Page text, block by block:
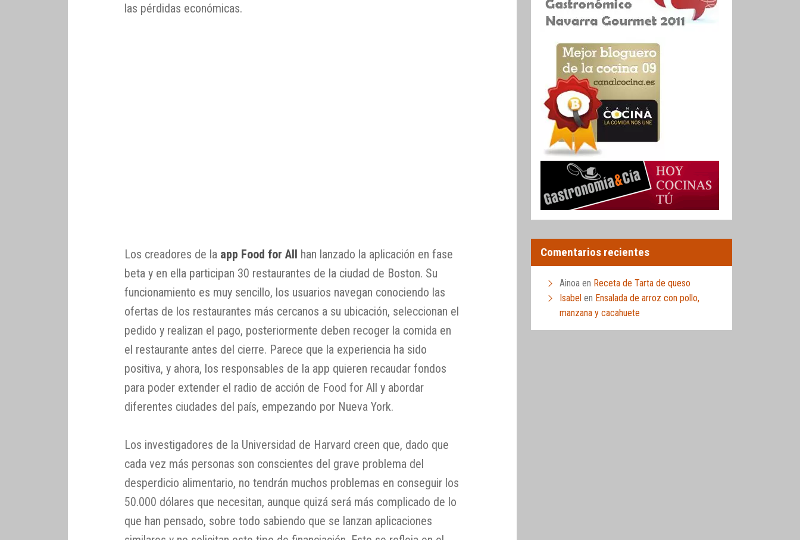
las pérdidas económicas.
Los creadores de la app Food for All han lanzado la aplicación en fase
beta y en ella participan 30 restaurantes de la ciudad de Boston. Su
funcionamiento es muy sencillo, los usuarios navegan conociendo las
ofertas de los restaurantes más cercanos a su ubicación, seleccionan el
pedido y realizan el pago, posteriormente deben recoger la comida en
el restaurante antes del cierre. Parece que la experiencia ha sido
positiva, y ahora, los responsables de la app quieren recaudar fondos
para poder extender el radio de acción de Food for All y abordar
diferentes ciudades del país, empezando por Nueva York.
Los investigadores de la Universidad de Harvard creen que, dado que
cada vez más personas son conscientes del grave problema del
desperdicio alimentario, no tendrán muchos problemas en conseguir los
50.000 dólares que necesitan, aunque quizá será más complicado de lo
que han pensado, sobre todo sabiendo que se lanzan aplicaciones
Comentarios recientes
Ainoa en Receta de Tarta de queso
Isabel en Ensalada de arroz con pollo,
manzana y cacahuete